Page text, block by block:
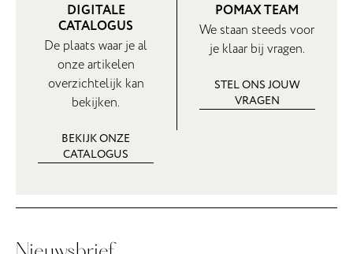
DIGITALE
CATALOGUS
De plaats waar je al
onze artikelen
overzichtelijk kan
bekijken.
BEKIJK ONZE
CATALOGUS
POMAX TEAM
We staan steeds voor
je klaar bij vragen.
STEL ONS JOUW
VRAGEN